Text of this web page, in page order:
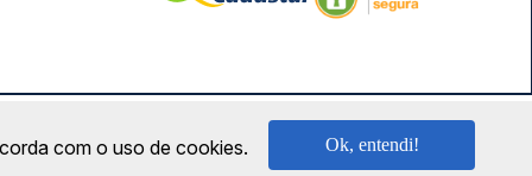
0001-57 | saconibus@queropassagem.com.br
com o uso de cookies. Ok, entendi!